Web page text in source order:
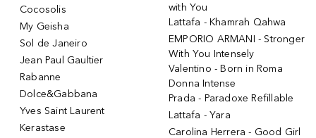
Cocosolis
My Geisha
Sol de Janeiro
Jean Paul Gaultier
Rabanne
Dolce&Gabbana
Yves Saint Laurent
Kerastase
with You
Lattafa - Khamrah Qahwa
EMPORIO ARMANI - Stronger
With You Intensely
Valentino - Born in Roma
Donna Intense
Prada - Paradoxe Refillable
Lattafa - Yara
Carolina Herrera - Good Girl